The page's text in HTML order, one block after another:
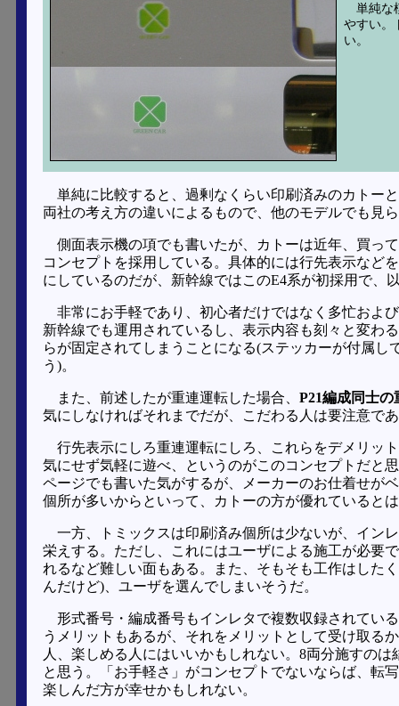
単純な
やすい。
い。
単純に比較すると、過剰なくらい印刷済みのカトー
両社の考え方の違いによるもので、他のモデルでも見
側面表示機の項でも書いたが、カトーは近年、買っ
コンセプトを採用している。具体的には行先表示など
にしているのだが、新幹線ではこのE4系が初採用で、
非常にお手軽であり、初心者だけではなく多忙およ
新幹線でも運用されているし、表示内容も刻々と変わ
らが固定されてしまうことになる(ステッカーが付属
う)。
また、前述したが重連運転した場合、 P21編成同士の
気にしなければそれまでだが、こだわる人は要注意で
行先表示にしろ重連運転にしろ、これらをデメリッ
気にせず気軽に遊べ、というのがこのコンセプトだと
ページでも書いた気がするが、メーカーのお仕着せが
個所が多いからといって、カトーの方が優れていると
一方、トミックスは印刷済み個所は少ないが、イン
栄えする。ただし、これにはユーザによる施工が必要
れるなど難しい面もある。また、そもそも工作はした
んだけど)、ユーザを選んでしまいそうだ。
形式番号・編成番号もインレタで複数収録されてい
うメリットもあるが、それをメリットとして受け取る
人、楽しめる人にはいいかもしれない。8両分施すの
と思う。「お手軽さ」がコンセプトでないならば、転
楽しんだ方が幸せかもしれない。